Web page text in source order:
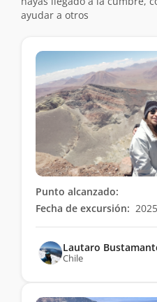
ayudar a otros
Punto alcanzado:
Fecha de excursión:
Lautaro
Chile